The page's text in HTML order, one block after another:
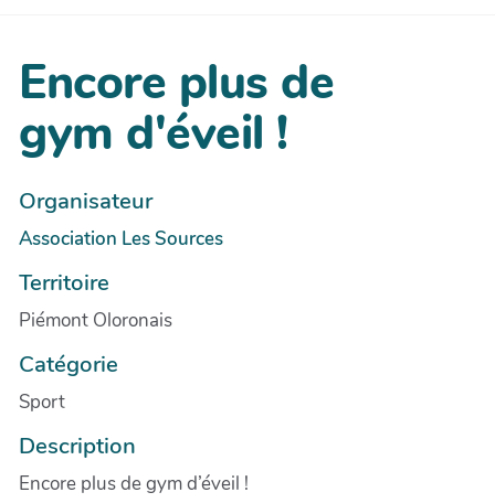
Encore plus de
gym d'éveil !
Organisateur
Association Les Sources
Territoire
Piémont Oloronais
Catégorie
Sport
Description
Encore plus de gym d’éveil !